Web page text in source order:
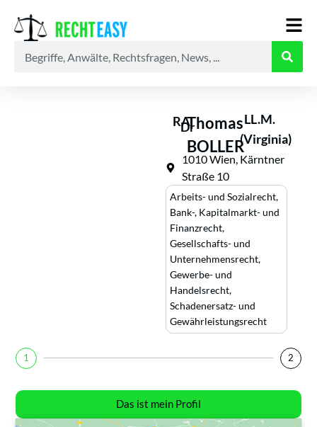
RA
DrThomas
BOLLER
LL.M.
(Virginia)
1010 Wien, Kärntner
Straße 10
Arbeits- und Sozialrecht,
Bank-, Kapitalmarkt- und
Finanzrecht,
Gesellschafts- und
Unternehmensrecht,
Gewerbe- und
Handelsrecht,
Schadenersatz- und
Gewährleistungsrecht
1 2
Das ist mein Profil